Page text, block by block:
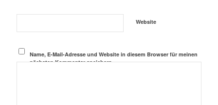
Website
Name, E-Mail-Adresse und Website in diesem Browser für meinen
nächsten Kommentar speichern.